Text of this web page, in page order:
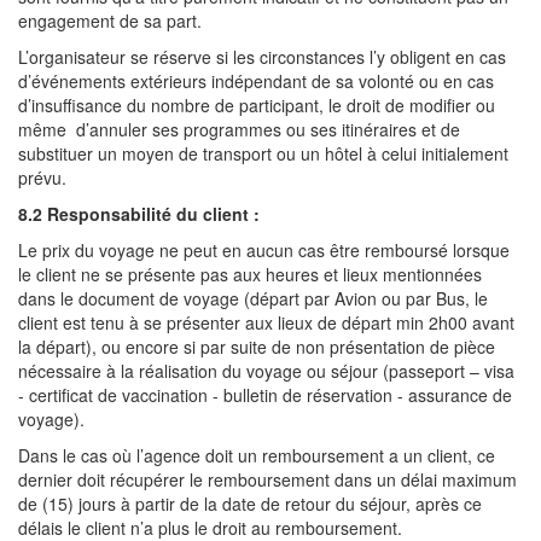
engagement de sa part.
L’organisateur se réserve si les circonstances l’y obligent en cas
d’événements extérieurs indépendant de sa volonté ou en cas
d’insuffisance du nombre de participant, le droit de modifier ou
même d’annuler ses programmes ou ses itinéraires et de
substituer un moyen de transport ou un hôtel à celui initialement
prévu.
8.2 Responsabilité du client :
Le prix du voyage ne peut en aucun cas être remboursé lorsque
le client ne se présente pas aux heures et lieux mentionnées
dans le document de voyage (départ par Avion ou par Bus, le
client est tenu à se présenter aux lieux de départ min 2h00 avant
la départ), ou encore si par suite de non présentation de pièce
nécessaire à la réalisation du voyage ou séjour (passeport – visa
- certificat de vaccination - bulletin de réservation - assurance de
voyage).
Dans le cas où l’agence doit un remboursement a un client, ce
dernier doit récupérer le remboursement dans un délai maximum
de (15) jours à partir de la date de retour du séjour, après ce
délais le client n’a plus le droit au remboursement.